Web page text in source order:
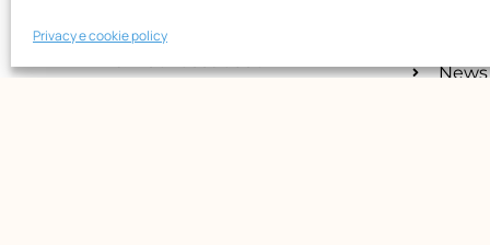
Privacy e cookie policyP.I. 02133361002
News